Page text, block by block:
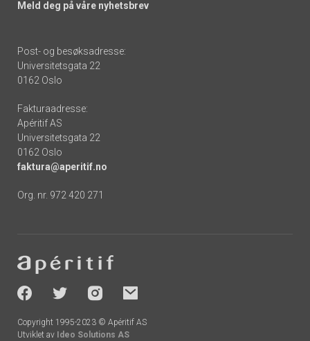
Meld deg på våre nyhetsbrev
Post- og besøksadresse:
Universitetsgata 22
0162 Oslo
Fakturaadresse:
Apéritif AS
Universitetsgata 22
0162 Oslo
faktura@aperitif.no
Org. nr. 972 420 271
-
socials
Copyright 1995-2023 © Apéritif AS
Utviklet av Ideo Solutions AS